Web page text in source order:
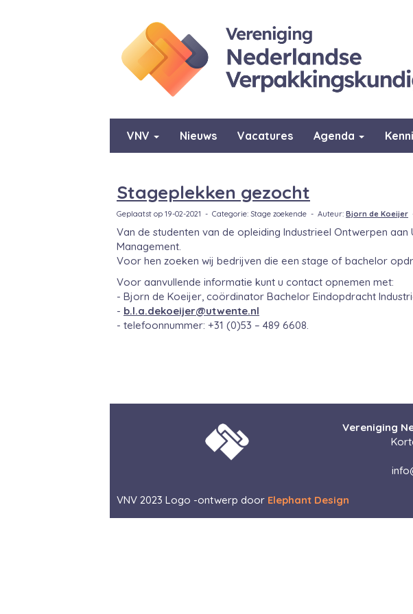
VNV Nieuws Vacatures Agenda
Stageplekken gezocht
Geplaatst op 19-02-2021 - Categorie: Stage zoekende - Auteur: Bjorn de Koeijer
Van de studenten van de opleiding Industrieel Ontwerpen
Management.
Voor hen zoeken wij bedrijven die een stage of bachelor
Voor aanvullende informatie kunt u contact opnemen met:
- Bjorn de Koeijer, coördinator Bachelor Eindopdracht
- b.l.a.dekoeijer@utwente.nl
- telefoonnummer: +31 (0)53 – 489 6608.
Vereniging
VNV 2023 Logo -ontwerp door Elephant Design